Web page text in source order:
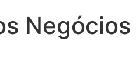
Negócios